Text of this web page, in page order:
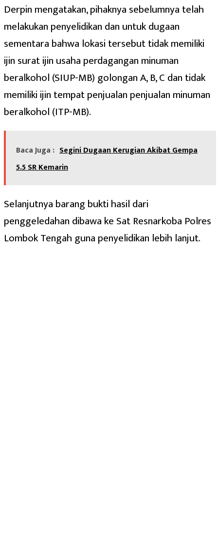
Derpin mengatakan, pihaknya sebelumnya telah
melakukan penyelidikan dan untuk dugaan
sementara bahwa lokasi tersebut tidak memiliki
ijin surat ijin usaha perdagangan minuman
beralkohol (SIUP-MB) golongan A, B, C dan tidak
memiliki ijin tempat penjualan penjualan minuman
beralkohol (ITP-MB).
Baca Juga : Segini Dugaan Kerugian Akibat Gempa
5.5 SR Kemarin
Selanjutnya barang bukti hasil dari
penggeledahan dibawa ke Sat Resnarkoba Polres
Lombok Tengah guna penyelidikan lebih lanjut.